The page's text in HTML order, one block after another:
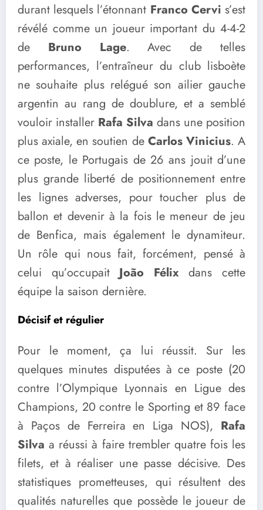
durant lesquels l’étonnant Franco Cervi s’est
révélé comme un joueur important du 4-4-2
de Bruno Lage. Avec de telles
performances, l’entraîneur du club lisboète
ne souhaite plus relégué son ailier gauche
argentin au rang de doublure, et a semblé
vouloir installer Rafa Silva dans une position
plus axiale, en soutien de Carlos Vinicius. A
ce poste, le Portugais de 26 ans jouit d’une
plus grande liberté de positionnement entre
les lignes adverses, pour toucher plus de
ballon et devenir à la fois le meneur de jeu
de Benfica, mais également le dynamiteur.
Un rôle qui nous fait, forcément, pensé à
celui qu’occupaitJoão Félixdans cette
équipe la saison dernière.
Décisif et régulier
Pour le moment, ça lui réussit. Sur les
quelques minutes disputées à ce poste (20
contre l’Olympique Lyonnais en Ligue des
Champions, 20 contre le Sporting et 89 face
à Paços de Ferreira en Liga NOS), Rafa
Silva a réussi à faire trembler quatre fois les
filets, et à réaliser une passe décisive. Des
statistiques prometteuses, qui résultent des
qualités naturelles que possède le joueur de